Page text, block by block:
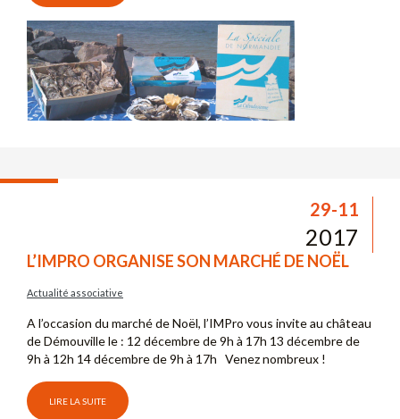
29-11
2017
L’IMPRO ORGANISE SON MARCHÉ DE NOËL
Actualité associative
A l’occasion du marché de Noël, l’IMPro vous invite au château
de Démouville le : 12 décembre de 9h à 17h 13 décembre de
9h à 12h 14 décembre de 9h à 17h Venez nombreux !
LIRE LA SUITE